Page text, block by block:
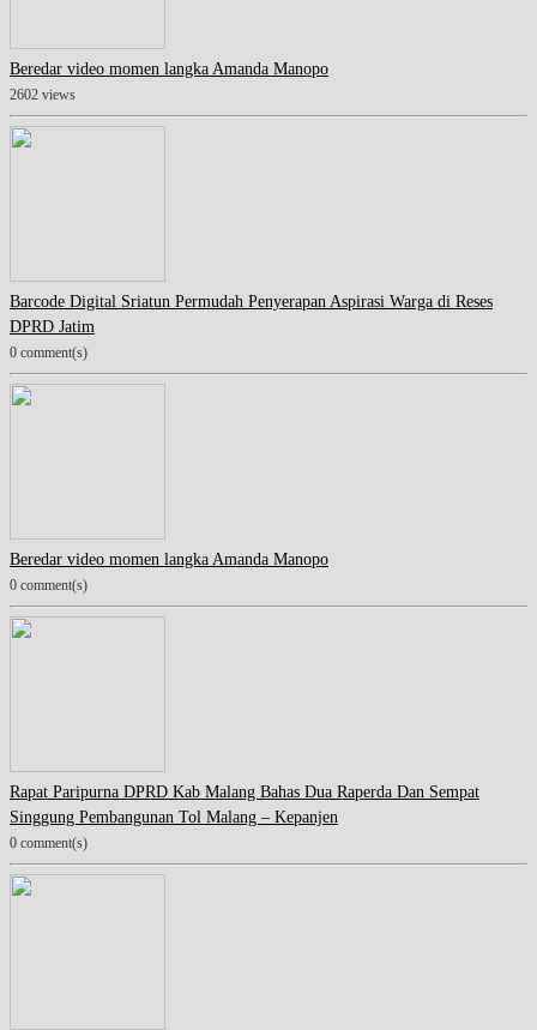
Beredar video momen langka Amanda Manopo
2602 views
Barcode Digital Sriatun Permudah Penyerapan Aspirasi Warga di Reses
DPRD Jatim
0 comment(s)
Beredar video momen langka Amanda Manopo
0 comment(s)
Rapat Paripurna DPRD Kab Malang Bahas Dua Raperda Dan Sempat
Singgung Pembangunan Tol Malang – Kepanjen
0 comment(s)